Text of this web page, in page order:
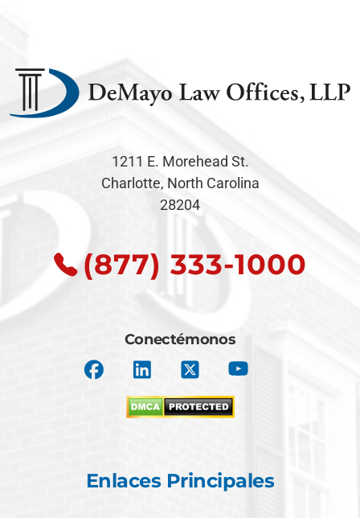
1211 E. Morehead St.
Charlotte, North Carolina
28204
(877) 333-1000
Conectémonos
Enlaces Principales